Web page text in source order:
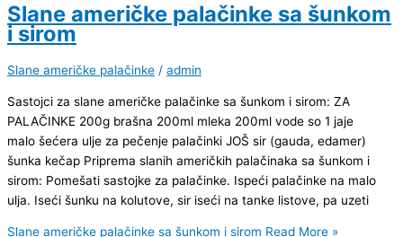
Slane američke palačinke sa šunkom
i sirom
Slane američke palačinke / admin
Sastojci za slane američke palačinke sa šunkom i sirom: ZA
PALAČINKE 200g brašna 200ml mleka 200ml vode so 1 jaje
malo šećera ulje za pečenje palačinki JOŠ sir (gauda, edamer)
šunka kečap Priprema slanih američkih palačinaka sa šunkom i
sirom: Pomešati sastojke za palačinke. Ispeći palačinke na malo
ulja. Iseći šunku na kolutove, sir iseći na tanke listove, pa uzeti
Slane američke palačinke sa šunkom i sirom Read More »